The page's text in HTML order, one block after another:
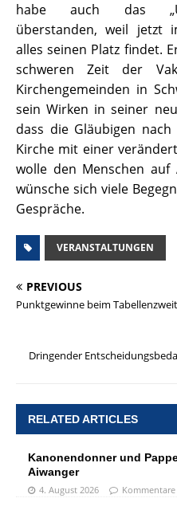
habe auch das
überstanden, weil jetzt
alles seinen Platz findet.
schweren Zeit der
Kirchengemeinden in
sein Wirken in seiner
dass die Gläubigen
Kirche mit einer
wolle den Menschen auf
wünsche sich viele
Gespräche.
VERANSTALTUNGEN
PREVIOUS
Punktgewinne beim
Dringender
RELATED ARTICLES
Kanonendonner und
Aiwanger
4. August 2026